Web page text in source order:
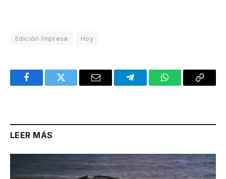
Edición Impresa Hoy
FacebookTwitter Email TelegramWhatsAppCopy
LEER MÁS